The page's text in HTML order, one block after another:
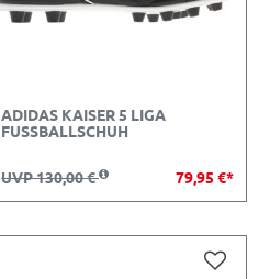
ADIDAS KAISER 5 LIGA
FUSSBALLSCHUH
UVP 130,00 € 79,95 €*